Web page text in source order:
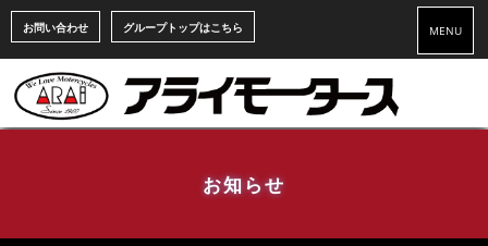
お問い合わせ グループトップはこちら MENU
お知らせ